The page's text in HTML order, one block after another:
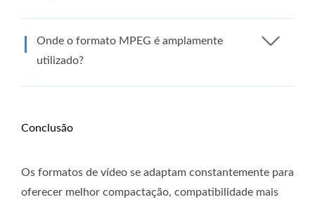
Onde o formato MPEG é amplamente
utilizado?
Conclusão
Os formatos de vídeo se adaptam constantemente para
oferecer melhor compactação, compatibilidade mais